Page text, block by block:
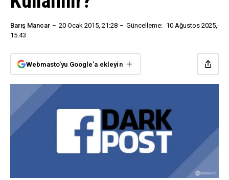
Barış Mancar 20 Ocak 2015, 21:28 Güncelleme: 10 Ağustos 2025,
15:43
Webmasto'yu Google'a ekleyin